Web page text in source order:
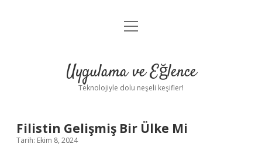
Anasayfa
Yasal Uyarı
menüyü
Uygulama ve Eğlence
Teknolojiyle dolu neşeli keşifler!
Filistin Gelişmiş Bir Ülke Mi
Tarih: Ekim 8, 2024